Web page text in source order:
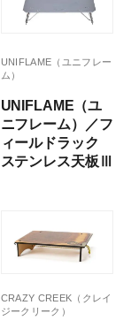
UNIFLAME（ユニフレー
ム）
UNIFLAME（ユ
ニフレーム）／フ
ィールドラック
ステンレス天板Ⅲ
CRAZY CREEK（クレイ
ジークリーク）